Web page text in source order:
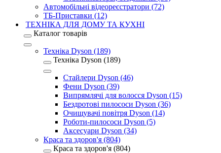
Автомобільні відеореєстратори (72)
ТБ-Приставки (12)
ТЕХНІКА ДЛЯ ДОМУ ТА КУХНІ
Каталог товарів
Техніка Dyson (189)
Техніка Dyson (189)
Стайлери Dyson (46)
Фени Dyson (39)
Випрямлячі для волосся Dyson (15)
Бездротові пилососи Dyson (36)
Очищувачі повітря Dyson (14)
Роботи-пилососи Dyson (5)
Аксесуари Dyson (34)
Краса та здоров'я (804)
Краса та здоров'я (804)